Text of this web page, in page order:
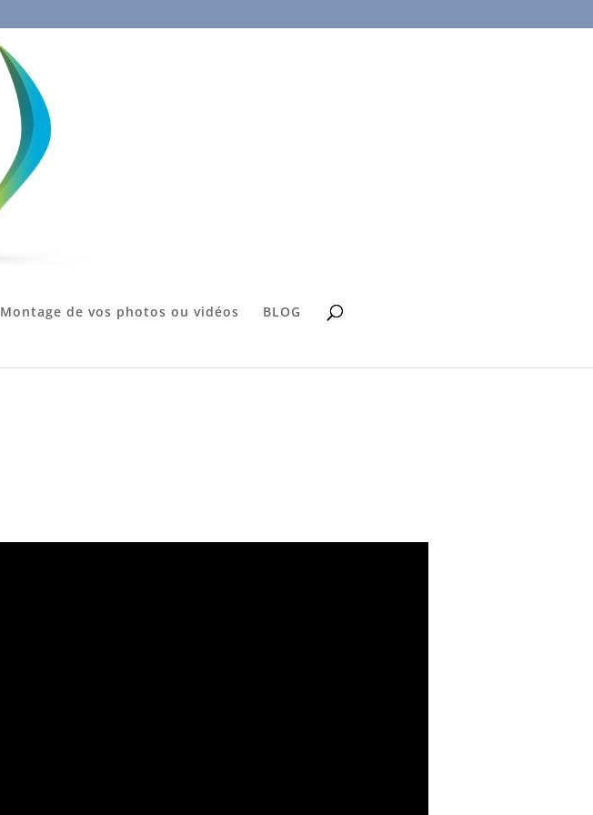
Montage de vos photos ou vidéos BLOG